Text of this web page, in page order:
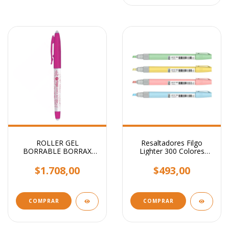
ROLLER GEL
BORRABLE BORRAX
$1.708,00
COMPRAR
Resaltadores Filgo
Lighter 300 Colores
$493,00
COMPRAR